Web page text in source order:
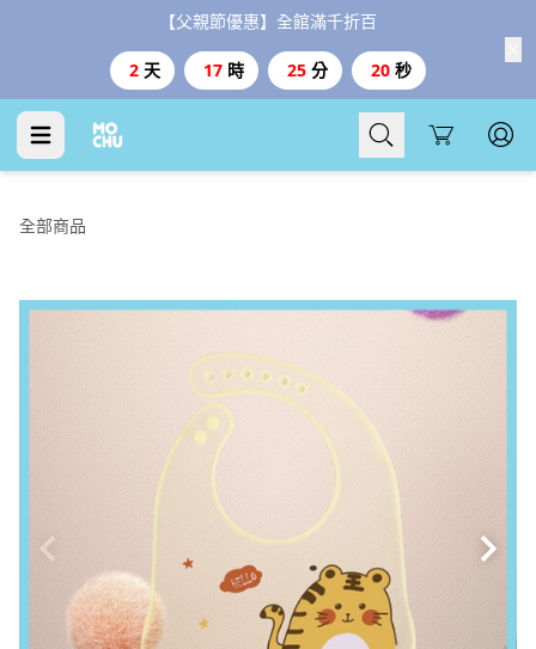
【父親節優惠】全館滿千折百
2 天 17 時 25 分 19 秒
Cart
全部商品